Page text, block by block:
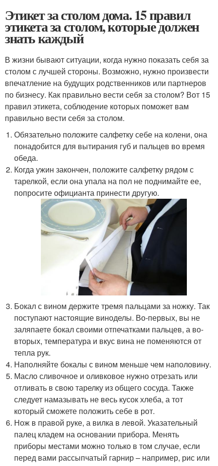
Этикет за столом дома. 15 правил
этикета за столом, которые должен
знать каждый
В жизни бывают ситуации, когда нужно показать себя за
столом с лучшей стороны. Возможно, нужно произвести
впечатление на будущих родственников или партнеров
по бизнесу. Как правильно вести себя за столом? Вот 15
правил этикета, соблюдение которых поможет вам
правильно вести себя за столом.
Обязательно положите салфетку себе на колени, она
понадобится для вытирания губ и пальцев во время
обеда.
Когда ужин закончен, положите салфетку рядом с
тарелкой, если она упала на пол не поднимайте ее,
попросите официанта принести другую.
Бокал с вином держите тремя пальцами за ножку. Так
поступают настоящие виноделы. Во-первых, вы не
заляпаете бокал своими отпечатками пальцев, а во-
вторых, температура и вкус вина не поменяются от
тепла рук.
Наполняйте бокалы с вином меньше чем наполовину.
Масло сливочное и оливковое нужно отрезать или
отливать в свою тарелку из общего сосуда. Также
следует намазывать не весь кусок хлеба, а тот
который сможете положить себе в рот.
Нож в правой руке, а вилка в левой. Указательный
палец кладем на основании прибора. Менять
приборы местами можно только в том случае, если
перед вами рассыпчатый гарнир – например, рис или